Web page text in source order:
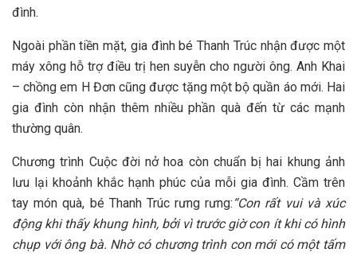
đình.
Ngoài phần tiền mặt, gia đình bé Thanh Trúc nhận được một
máy xông hỗ trợ điều trị hen suyễn cho người ông. Anh Khai
– chồng em H Đơn cũng được tặng một bộ quần áo mới. Hai
gia đình còn nhận thêm nhiều phần quà đến từ các mạnh
thường quân.
Chương trình Cuộc đời nở hoa còn chuẩn bị hai khung ảnh
lưu lại khoảnh khắc hạnh phúc của mỗi gia đình. Cầm trên
tay món quà, bé Thanh Trúc rưng rưng: “Con rất vui và xúc
động khi thấy khung hình, bởi vì trước giờ con ít khi có hình
chụp với ông bà. Nhờ có chương trình con mới có một tấm